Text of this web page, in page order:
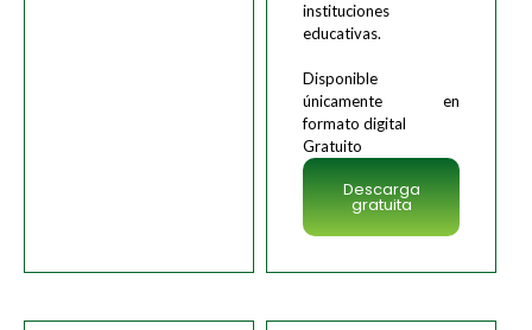
instituciones
educativas.
Disponible
únicamente en
formato digital
Gratuito
Descarga
gratuita